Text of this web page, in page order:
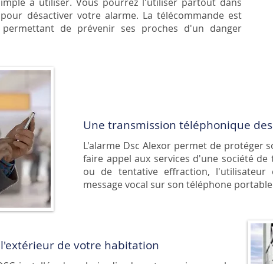
désactiver votre alarme. La télécommande est
de prévenir ses proches d'un danger
Une transmission téléphonique
L'alarme Dsc Alexor permet de protéger
faire appel aux services d'une société
ou de tentative effraction, l'utilisateur
message vocal sur son téléphone portable
de votre habitation